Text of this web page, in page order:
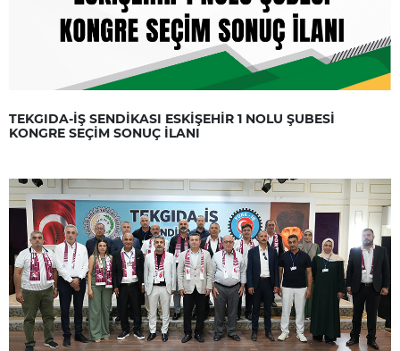
TEKGIDA-İŞ SENDİKASI ESKİŞEHİR 1 NOLU ŞUBESİ
KONGRE SEÇİM SONUÇ İLANI